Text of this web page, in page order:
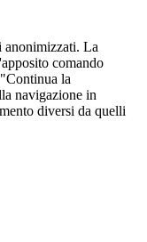
anonimizzati. La
comando
la
navigazione in
diversi da quelli